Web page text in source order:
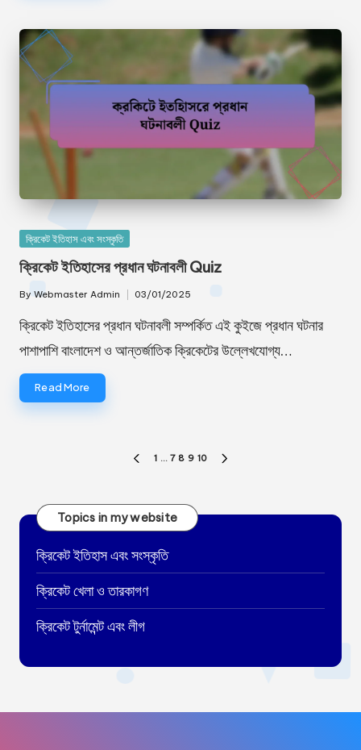
Posted
ক্রিকেট ইতিহাস এবং সংস্কৃতি
ক্রিকেট ইতিহাসের প্রধান ঘটনাবলী Quiz
Posted
by
By Webmaster Admin 03/01/2025
ক্রিকেট ইতিহাসের প্রধান ঘটনাবলী সম্পর্কিত এই কুইজে প্রধান ঘটনার
পাশাপাশি বাংলাদেশ ও আন্তর্জাতিক ক্রিকেটের উল্লেখযোগ্য…
Read More
PREVIOUS
1 … 7 8 9 10
Topics in my website
ক্রিকেট ইতিহাস এবং সংস্কৃতি
ক্রিকেট খেলা ও তারকাগণ
ক্রিকেট টুর্নামেন্ট এবং লীগ